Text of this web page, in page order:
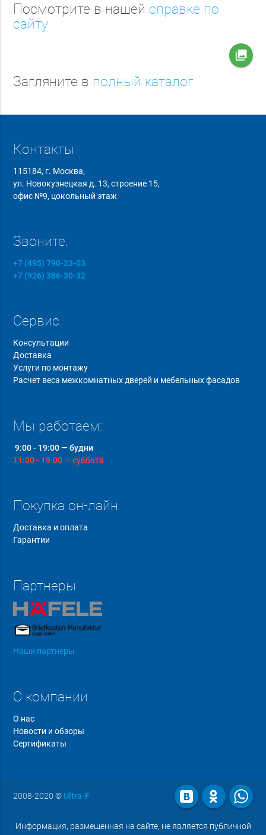
Посмотрите в нашей справке по
сайту
collections
Загляните в полный каталог
Контакты
115184, г. Москва,
ул. Новокузнецкая д. 13, строение 15,
офис №9, цокольный этаж
Звоните:
+7 (495) 790-23-03
+7 (926) 386-30-32
Сервис
Консультации
Доставка
Услуги по монтажу
Расчет веса межкомнатных дверей и мебельных фасадов
Мы работаем:
9:00 - 19:00 — будни
11:00 - 19:00 — суббота
Покупка он-лайн
Доставка и оплата
Гарантии
Партнеры
Наши партнеры
О компании
О нас
Новости и обзоры
Сертификаты
2008-2020 © Ultra-F
Информация, размещенная на сайте, не является публичной